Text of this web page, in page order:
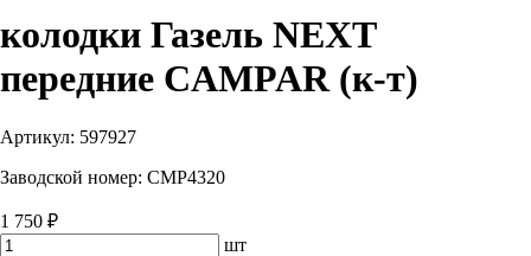
колодки Газель NEXT
передние CAMPAR (к-т)
Артикул: 597927
Заводской номер: CMP4320
1 750 ₽
шт